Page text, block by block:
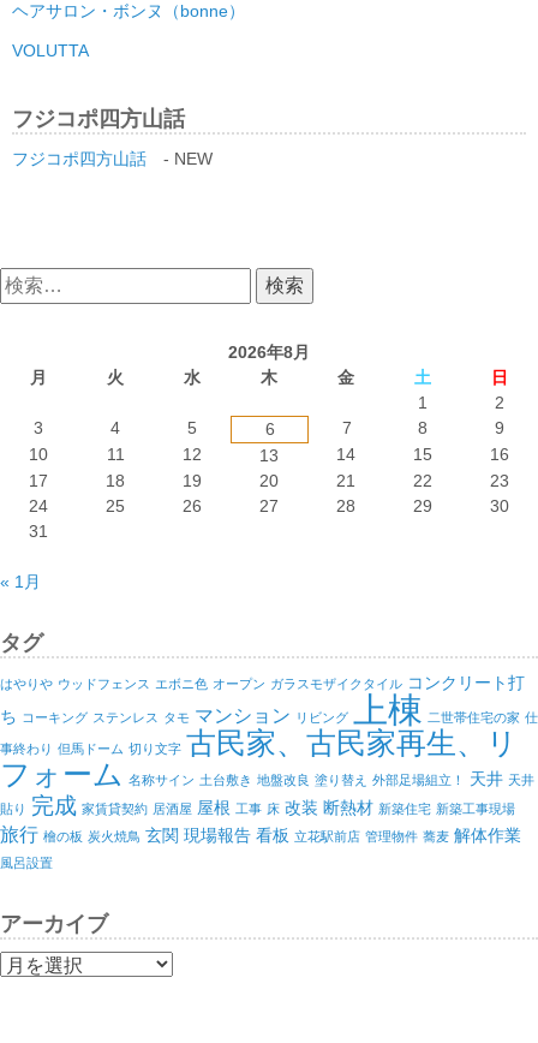
ヘアサロン・ボンヌ（bonne）
VOLUTTA
フジコポ四方山話
フジコポ四方山話 - NEW
検
索:
2026年8月
月
火 水 木 金 土
日
1
2
3
4 5 6 7 8
9
10
11 12 13 14 15
16
17
18 19 20 21 22
23
24
25 26 27 28 29
30
31
« 1月
タグ
はやりや ウッドフェンス エボニ色 オープン ガラスモザイクタイル コンクリート打
ち コーキング ステンレス タモ マンション リビング 上棟 二世帯住宅の家 仕
事終わり 但馬ドーム 切り文字 古民家、古民家再生、リ
フォーム 名称サイン 土台敷き 地盤改良 塗り替え 外部足場組立！ 天井 天井
貼り 完成 家賃貸契約 居酒屋 屋根 工事 床 改装 断熱材 新築住宅 新築工事現場
旅行 檜の板 炭火焼鳥 玄関 現場報告 看板 立花駅前店 管理物件 蕎麦 解体作業
風呂設置
アーカイブ
ア